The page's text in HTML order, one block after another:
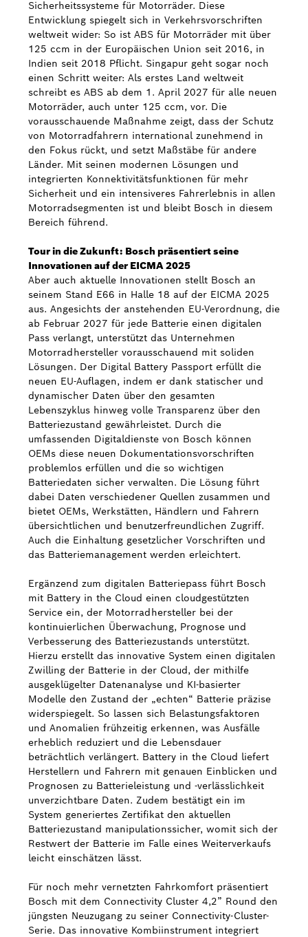
Sicherheitssysteme für Motorräder. Diese
Entwicklung spiegelt sich in Verkehrsvorschriften
weltweit wider: So ist ABS für Motorräder mit über
125 ccm in der Europäischen Union seit 2016, in
Indien seit 2018 Pflicht. Singapur geht sogar noch
einen Schritt weiter: Als erstes Land weltweit
schreibt es ABS ab dem 1. April 2027 für alle neuen
Motorräder, auch unter 125 ccm, vor. Die
vorausschauende Maßnahme zeigt, dass der Schutz
von Motorradfahrern international zunehmend in
den Fokus rückt, und setzt Maßstäbe für andere
Länder. Mit seinen modernen Lösungen und
integrierten Konnektivitätsfunktionen für mehr
Sicherheit und ein intensiveres Fahrerlebnis in allen
Motorradsegmenten ist und bleibt Bosch in diesem
Bereich führend.
Tour in die Zukunft: Bosch präsentiert seine
Innovationen auf der EICMA 2025
Aber auch aktuelle Innovationen stellt Bosch an
seinem Stand E66 in Halle 18 auf der EICMA 2025
aus. Angesichts der anstehenden EU-Verordnung, die
ab Februar 2027 für jede Batterie einen digitalen
Pass verlangt, unterstützt das Unternehmen
Motorradhersteller vorausschauend mit soliden
Lösungen. Der Digital Battery Passport erfüllt die
neuen EU-Auflagen, indem er dank statischer und
dynamischer Daten über den gesamten
Lebenszyklus hinweg volle Transparenz über den
Batteriezustand gewährleistet. Durch die
umfassenden Digitaldienste von Bosch können
OEMs diese neuen Dokumentationsvorschriften
problemlos erfüllen und die so wichtigen
Batteriedaten sicher verwalten. Die Lösung führt
dabei Daten verschiedener Quellen zusammen und
bietet OEMs, Werkstätten, Händlern und Fahrern
übersichtlichen und benutzerfreundlichen Zugriff.
Auch die Einhaltung gesetzlicher Vorschriften und
das Batteriemanagement werden erleichtert.
Ergänzend zum digitalen Batteriepass führt Bosch
mit Battery in the Cloud einen cloudgestützten
Service ein, der Motorradhersteller bei der
kontinuierlichen Überwachung, Prognose und
Verbesserung des Batteriezustands unterstützt.
Hierzu erstellt das innovative System einen digitalen
Zwilling der Batterie in der Cloud, der mithilfe
ausgeklügelter Datenanalyse und KI-basierter
Modelle den Zustand der „echten“ Batterie präzise
widerspiegelt. So lassen sich Belastungsfaktoren
und Anomalien frühzeitig erkennen, was Ausfälle
erheblich reduziert und die Lebensdauer
beträchtlich verlängert. Battery in the Cloud liefert
Herstellern und Fahrern mit genauen Einblicken und
Prognosen zu Batterieleistung und -verlässlichkeit
unverzichtbare Daten. Zudem bestätigt ein im
System generiertes Zertifikat den aktuellen
Batteriezustand manipulationssicher, womit sich der
Restwert der Batterie im Falle eines Weiterverkaufs
leicht einschätzen lässt.
Für noch mehr vernetzten Fahrkomfort präsentiert
Bosch mit dem Connectivity Cluster 4,2” Round den
jüngsten Neuzugang zu seiner Connectivity-Cluster-
Serie. Das innovative Kombiinstrument integriert